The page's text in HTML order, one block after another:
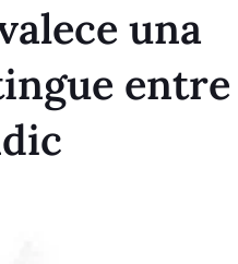
una
entre